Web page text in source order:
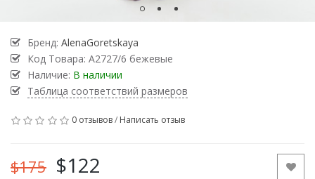
Бренд: AlenaGoretskaya
Код Товара: А2727/6 бежевые
Наличие: В наличии
Таблица соответствий размеров
0 отзывов/ Написать отзыв
$175 $122